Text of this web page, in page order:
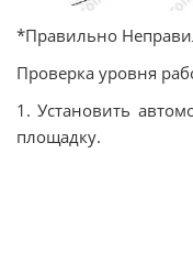
*Правильно
Проверка уровня
1. Установить
площадку.